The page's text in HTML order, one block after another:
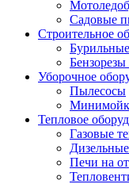
Садовые
Строительное
Бензорезы
Уборочное
Пылесосы
Тепловое
Газовые
Печи на